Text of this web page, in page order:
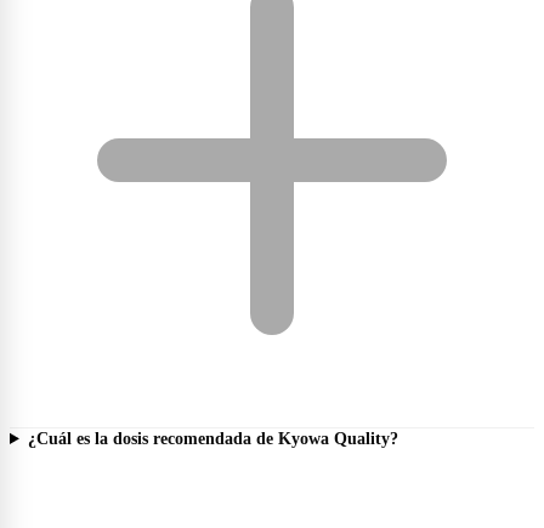
¿Cuál es la dosis recomendada de Kyowa Quality?